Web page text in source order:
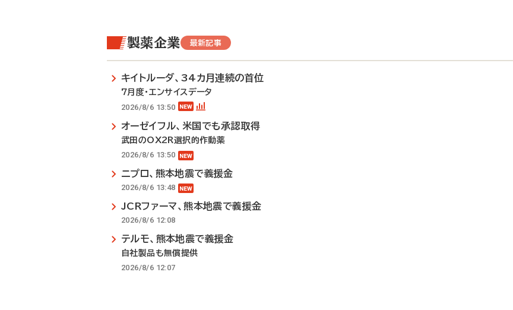
製薬企業 最新記事
キイトルーダ、34カ月連続の首位
7月度・エンサイスデータ
2026/8/6 13:50
オーゼイフル、米国でも承認取得
武田のOX2R選択的作動薬
2026/8/6 13:50
ニプロ、熊本地震で義援金
2026/8/6 13:48
JCRファーマ、熊本地震で義援金
2026/8/6 12:08
テルモ、熊本地震で義援金
自社製品も無償提供
2026/8/6 12:07